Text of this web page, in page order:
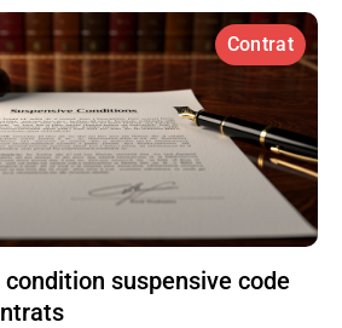
Contrat
suspensive code